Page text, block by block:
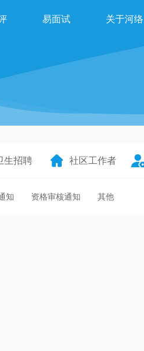
易面试 关于河络
生招聘 社区工作者
知 资格审核通知 其他